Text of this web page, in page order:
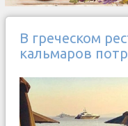
В греческом
кальмаров